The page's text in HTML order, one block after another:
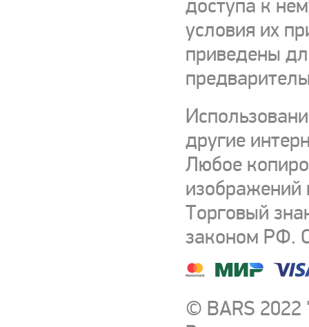
доступа к
условия их
приведены
другие
Любое
изображений
Торговый
законом РФ.
© BARS